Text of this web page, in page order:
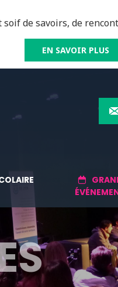
de savoirs, de
EN SAVOIR PLUS